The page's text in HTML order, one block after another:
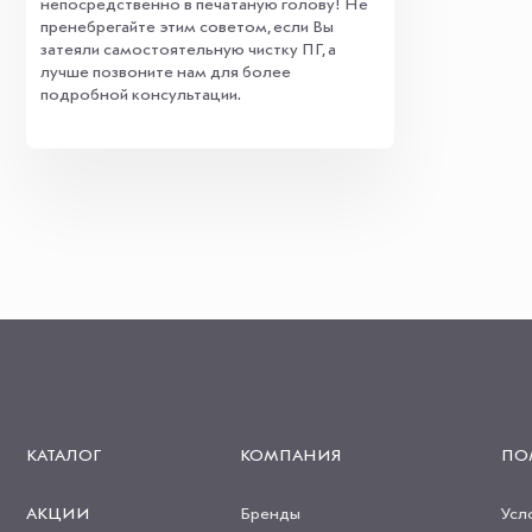
непосредственно в печатаную голову! Не
пренебрегайте этим советом, если Вы
затеяли самостоятельную чистку ПГ, а
лучше позвоните нам для более
подробной консультации.
КАТАЛОГ
АКЦИИ
КОМПАНИЯ
Бренды